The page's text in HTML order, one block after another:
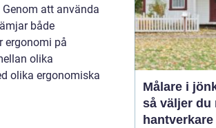
att använda
både
ergonomi på
olika
olika ergonomiska
Målare i
så väljer du